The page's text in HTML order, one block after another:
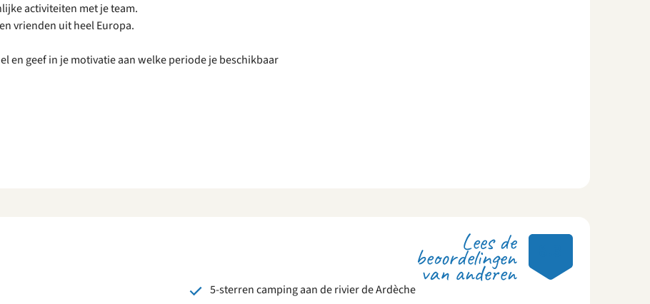
activiteiten met je team.
vrienden uit heel Europa.
en geef in je motivatie aan welke periode je beschikbaar
Lees de
beoordelingen
van anderen
5-sterren camping aan de rivier de Ardèche